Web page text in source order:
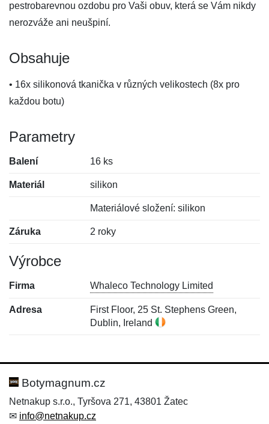
pestrobarevnou ozdobu pro Vaši obuv, která se Vám nikdy
nerozváže ani neušpiní.
Obsahuje
• 16x silikonová tkanička v různých velikostech (8x pro
každou botu)
Parametry
Balení 16 ks
Materiál silikon
Materiálové složení: silikon
Záruka 2 roky
Výrobce
Firma Whaleco Technology Limited
Adresa
First Floor, 25 St. Stephens Green,
Dublin, Ireland
Hodnocení:
Jméno:
Botymagnum.cz
Netnakup s.r.o., Tyršova 271, 43801 Žatec
✉ info@netnakup.cz